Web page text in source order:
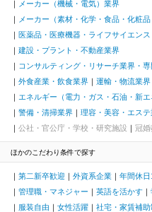
メーカー（機械・電気）業界
メーカー（素材・化学・食品・化粧
医薬品・医療機器・ライフサイエン
建設・プラント・不動産業界
コンサルティング・リサーチ業界・
外食産業・飲食業界
運輸・物流業界
エネルギー（電力・ガス・石油・新
警備・清掃業界
理容・美容・エステ
公社・官公庁・学校・研究施設
冠婚
ほかのこだわり条件で探す
第二新卒歓迎 外資系企業 年間休日
管理職・マネジャー
英語を活かす
服装自由
女性活躍 社宅・家賃補助